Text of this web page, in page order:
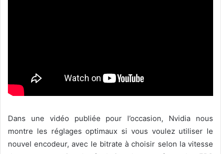
Dans une vidéo publiée pour l’occasion, Nvidia nous
montre les réglages optimaux si vous voulez utiliser le
nouvel encodeur, avec le bitrate à choisir selon la vitesse